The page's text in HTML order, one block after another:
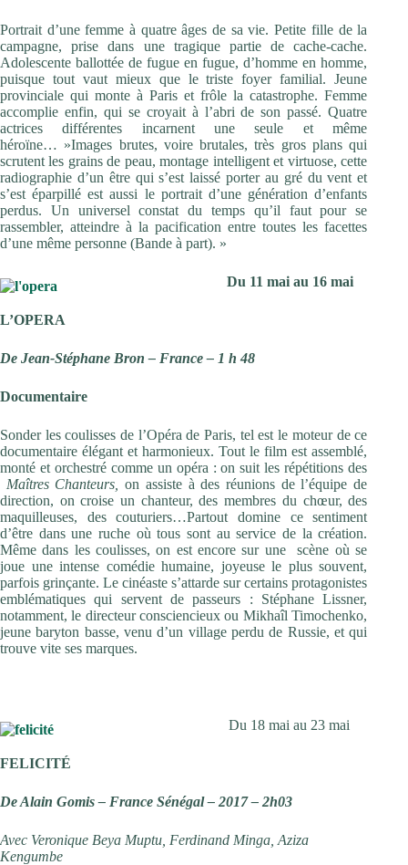
Portrait d’une femme à quatre âges de sa vie. Petite fille de la
campagne, prise dans une tragique partie de cache-cache.
Adolescente ballottée de fugue en fugue, d’homme en homme,
puisque tout vaut mieux que le triste foyer familial. Jeune
provinciale qui monte à Paris et frôle la catastrophe. Femme
accomplie enfin, qui se croyait à l’abri de son passé. Quatre
actrices différentes incarnent une seule et même
héroïne… »Images brutes, voire brutales, très gros plans qui
scrutent les grains de peau, montage intelligent et virtuose, cette
radiographie d’un être qui s’est laissé porter au gré du vent et
s’est éparpillé est aussi le portrait d’une génération d’enfants
perdus. Un universel constat du temps qu’il faut pour se
rassembler, atteindre à la pacification entre toutes les facettes
d’une même personne (Bande à part). »
Du 11 mai au 16 mai
L’OPERA
De Jean-Stéphane Bron – France – 1 h 48
Documentaire
Sonder les coulisses de l’Opéra de Paris, tel est le moteur de ce
documentaire élégant et harmonieux. Tout le film est assemblé,
monté et orchestré comme un opéra : on suit les répétitions des
Maîtres Chanteurs,on assiste à des réunions de l’équipe de
direction, on croise un chanteur, des membres du chœur, des
maquilleuses, des couturiers…Partout domine ce sentiment
d’être dans une ruche où tous sont au service de la création.
Même dans les coulisses, on est encore sur une scène où se
joue une intense comédie humaine, joyeuse le plus souvent,
parfois grinçante. Le cinéaste s’attarde sur certains protagonistes
emblématiques qui servent de passeurs : Stéphane Lissner,
notamment, le directeur consciencieux ou Mikhaîl Timochenko,
jeune baryton basse, venu d’un village perdu de Russie, et qui
trouve vite ses marques.
Du 18 mai au 23 mai
FELICITÉ
De Alain Gomis – France Sénégal – 2017 – 2h03
Avec Veronique Beya Muptu, Ferdinand Minga, Aziza
Kengumbe